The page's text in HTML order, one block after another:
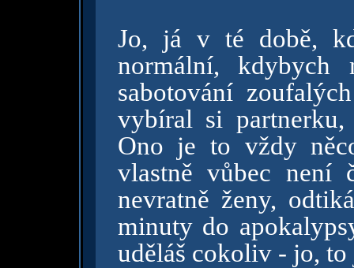
Jo, já v té době,
normální,
sabotování
vybíral si
Ono je to vždy
vlastně vůbec není
nevratně ženy,
minuty do
uděláš cokoliv - jo,